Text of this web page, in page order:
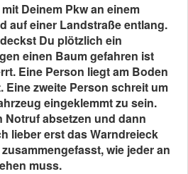
Deinem Pkw an einem
auf einer Landstraße entlang.
Du plötzlich ein
einen Baum gefahren ist
Eine Person liegt am Boden
Eine zweite Person schreit um
eingeklemmt zu sein.
Notruf absetzen und dann
lieber erst das Warndreieck
wie jeder an
muss.